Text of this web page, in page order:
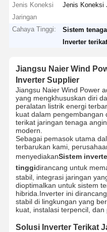
Jenis Koneksi
Jaringan
Jenis Koneksi
Cahaya Tinggi: Sistem
Inverter
Jiangsu Naier Wind
Inverter Supplier
Jiangsu Naier Wind Power
yang mengkhususkan diri
peralatan listrik energi
kuat dalam pengembangan
terikat jaringan tenaga
modern.
Sebagai pemasok utama
terbarukan kami,
menyediakanSistem
tinggidirancang untuk
stabil, integrasi jaringan
dioptimalkan untuk sistem
hibrida.Inverter ini
stabil di lingkungan yang
kuat, instalasi terpencil,
Solusi Inverter Terikat